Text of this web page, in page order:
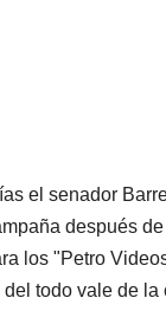
el senador
después
los "Petro
todo vale de